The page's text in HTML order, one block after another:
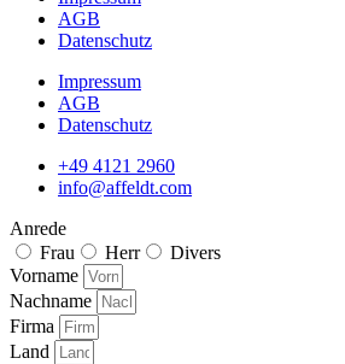
AGB
Datenschutz
Impressum
AGB
Datenschutz
+49 4121 2960
info@affeldt.com
Anrede
Frau
Herr
Divers
Vorname
Nachname
Firma
Land